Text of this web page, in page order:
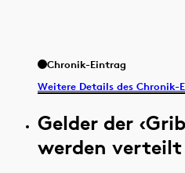
Chronik-Eintrag
Weitere Details des Chronik-
Gelder der
werden verteilt